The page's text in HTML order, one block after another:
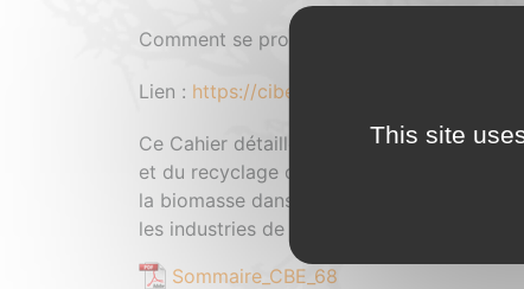
Comment se procurer le document : Gratuit
Lien : https://cibe.fr/wp-content/uploads/
Ce Cahier détaille les procédés de
et du recyclage des produits en fin de vie
la biomasse dans leur satisfaction. Une
les industries de la filière papetière, et de
Sommaire_CBE_68
This site